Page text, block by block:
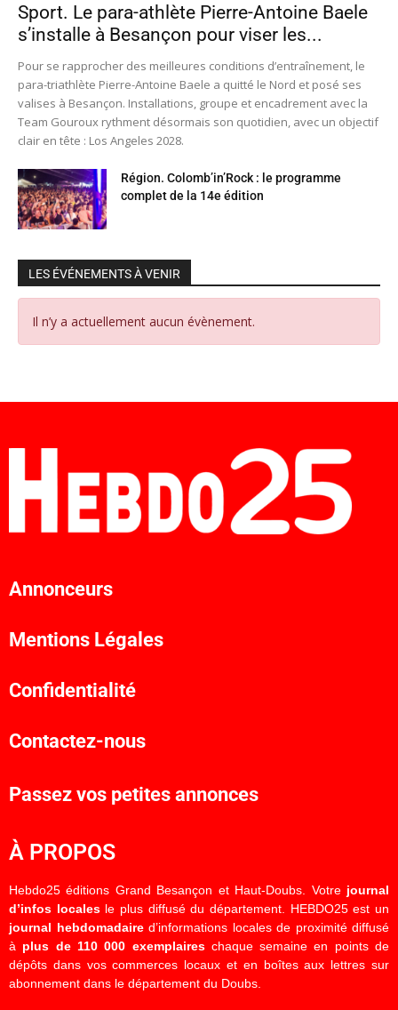
Sport. Le para-athlète Pierre-Antoine Baele
s’installe à Besançon pour viser les...
Pour se rapprocher des meilleures conditions d’entraînement, le
para-triathlète Pierre-Antoine Baele a quitté le Nord et posé ses
valises à Besançon. Installations, groupe et encadrement avec la
Team Gouroux rythment désormais son quotidien, avec un objectif
clair en tête : Los Angeles 2028.
Région. Colomb’in’Rock : le programme
complet de la 14e édition
LES ÉVÉNEMENTS À VENIR
Il n’y a actuellement aucun évènement.
Annonceurs
Mentions Légales
Confidentialité
Contactez-nous
Passez vos petites annonces
À PROPOS
Hebdo25 éditions Grand Besançon et Haut-Doubs. Votre journal
d’infos localesle plus diffusé du département. HEBDO25 est un
journal hebdomadaired’informations locales de proximité diffusé
à plus de 110 000 exemplaireschaque semaine en points de
dépôts dans vos commerces locaux et en boîtes aux lettres sur
abonnement dans le département du Doubs.